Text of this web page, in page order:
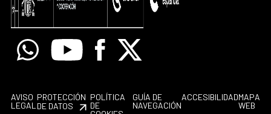
WhatsappYoutube Facebook
X
AVISO
LEGAL
PROTECCIÓN
DE DATOS
POLÍTICA
DE
GUÍA DE
NAVEGACIÓN
ACCESIBILIDADMAPA
WEB